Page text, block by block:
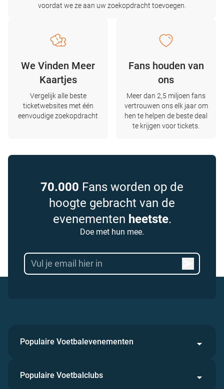
voordat we ze aan uw zoekopdracht toevoegen.
We Vinden Meer
Kaartjes
Vergelijk alle beste
ticketwebsites met één
eenvoudige zoekopdracht
Fans houden van
ons
Meer dan 2,5 miljoen fans
vertrouwen ons elk jaar om
hen te helpen de beste deal
te krijgen voor tickets.
70.000 Fans worden op de
hoogte gebracht van de
evenementen heetste.
Doe met hun mee.
Populaire Voetbalevenementen
Populaire Voetbalclubs